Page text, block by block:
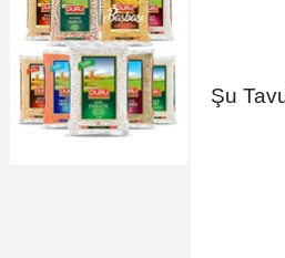
Şu